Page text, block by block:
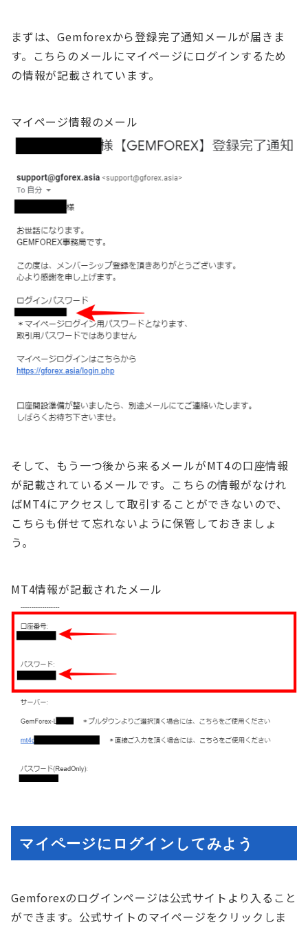
まずは、Gemforexから登録完了通知メールが届きま
す。こちらのメールにマイページにログインするため
の情報が記載されています。
マイページ情報のメール
そして、もう一つ後から来るメールがMT4の口座情報
が記載されているメールです。こちらの情報がなけれ
ばMT4にアクセスして取引することができないので、
こちらも併せて忘れないように保管しておきましょ
う。
MT4情報が記載されたメール
マイページにログインしてみよう
Gemforexのログインページは公式サイトより入ること
ができます。公式サイトのマイページをクリックしま